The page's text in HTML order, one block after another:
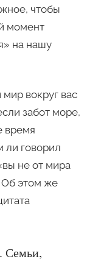
чтобы
момент
на нашу
вокруг вас
забот море,
время
ли говорил
не от мира
Об этом же
Семьи,